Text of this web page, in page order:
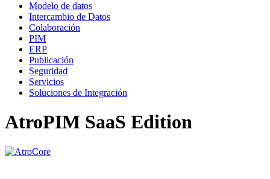
Modelo de datos
Intercambio de Datos
Colaboración
PIM
ERP
Publicación
Seguridad
Servicios
Soluciones de Integración
AtroPIM SaaS Edition